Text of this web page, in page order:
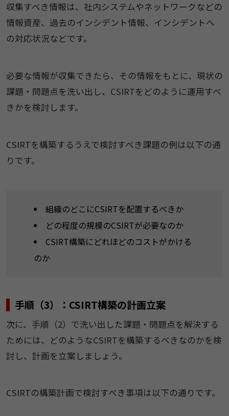
収集すべき情報は、社内システムやネットワークなどの
情報資産、過去のインシデント情報、インシデントへ
の対応状況などです。
必要な情報が収集できたら、その情報をもとに、現状の
課題・問題点を洗い出し、CSIRTをどのように運用すべ
きかを検討します。
CSIRTを構築するうえで検討すべき課題の例は以下の通
りです。
組織のどこにCSIRTを配置するべきか
どの程度の規模のCSIRTが必要なのか
CSIRT構築にどれほどのコストがかける
のか
手順（3）：CSIRT構築の計画立案
次に、手順（2）で洗い出した課題・問題点を解決する
ためには、どのようなCSIRTを構築するべきなのかを検
討し、計画を立案しましょう。
CSIRTの構築計画で検討すべき事項は以下の通りです。